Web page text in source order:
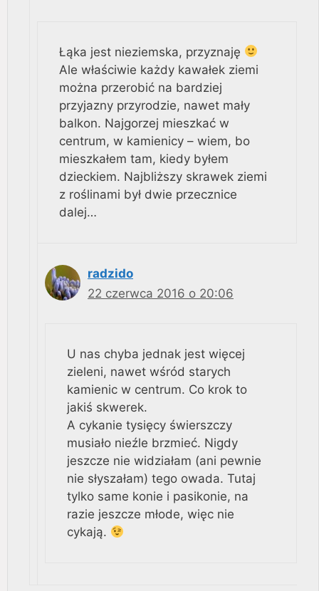
Łąka jest nieziemska, przyznaję
Ale właściwie każdy kawałek ziemi
można przerobić na bardziej
przyjazny przyrodzie, nawet mały
balkon. Najgorzej mieszkać w
centrum, w kamienicy – wiem, bo
mieszkałem tam, kiedy byłem
dzieckiem. Najbliższy skrawek ziemi
z roślinami był dwie przecznice
dalej…
radzido
22 czerwca 2016 o 20:06
U nas chyba jednak jest więcej
zieleni, nawet wśród starych
kamienic w centrum. Co krok to
jakiś skwerek.
A cykanie tysięcy świerszczy
musiało nieźle brzmieć. Nigdy
jeszcze nie widziałam (ani pewnie
nie słyszałam) tego owada. Tutaj
tylko same konie i pasikonie, na
razie jeszcze młode, więc nie
cykają.